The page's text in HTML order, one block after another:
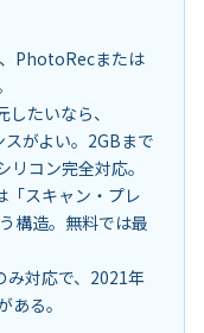
PhotoRecまたは
たいなら、
がよい。2GBまで
コン完全対応。
スキャン・プレ
構造。無料では最
対応で、2021年
る。